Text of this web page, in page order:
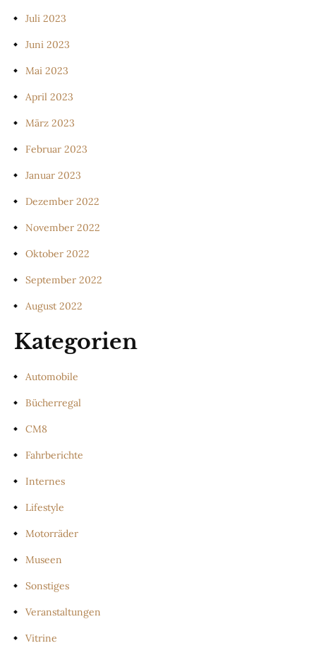
Juli 2023
Juni 2023
Mai 2023
April 2023
März 2023
Februar 2023
Januar 2023
Dezember 2022
November 2022
Oktober 2022
September 2022
August 2022
Kategorien
Automobile
Bücherregal
CM8
Fahrberichte
Internes
Lifestyle
Motorräder
Museen
Sonstiges
Veranstaltungen
Vitrine